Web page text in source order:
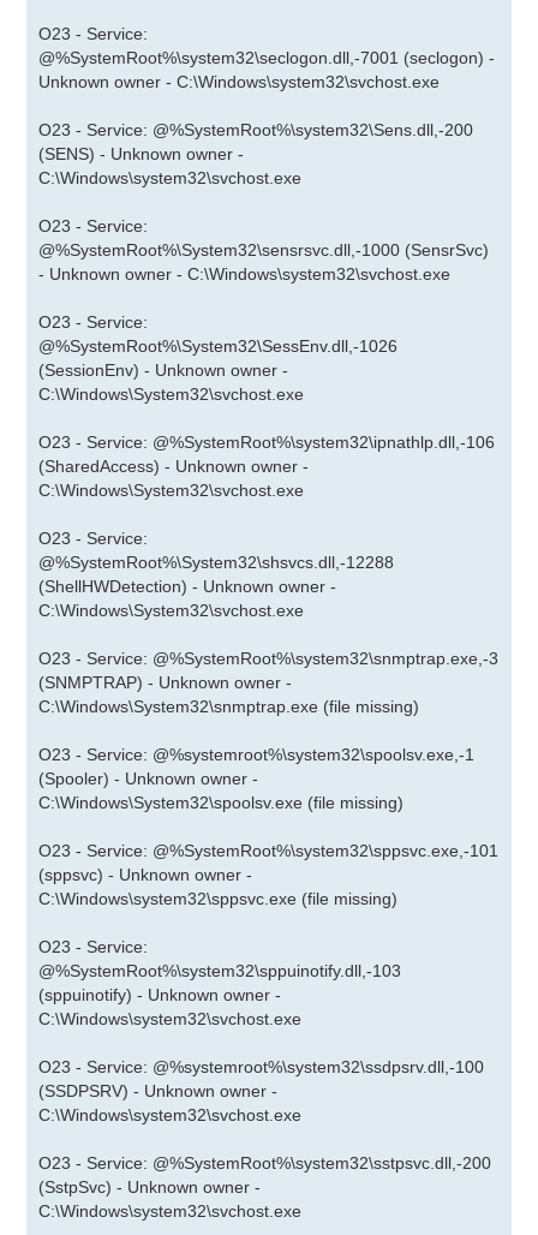
O23 - Service:
@%SystemRoot%\system32\seclogon.dll,-7001 (seclogon) -
Unknown owner - C:\Windows\system32\svchost.exe
O23 - Service: @%SystemRoot%\system32\Sens.dll,-200
(SENS) - Unknown owner -
C:\Windows\system32\svchost.exe
O23 - Service:
@%SystemRoot%\System32\sensrsvc.dll,-1000 (SensrSvc)
- Unknown owner - C:\Windows\system32\svchost.exe
O23 - Service:
@%SystemRoot%\System32\SessEnv.dll,-1026
(SessionEnv) - Unknown owner -
C:\Windows\System32\svchost.exe
O23 - Service: @%SystemRoot%\system32\ipnathlp.dll,-106
(SharedAccess) - Unknown owner -
C:\Windows\System32\svchost.exe
O23 - Service:
@%SystemRoot%\System32\shsvcs.dll,-12288
(ShellHWDetection) - Unknown owner -
C:\Windows\System32\svchost.exe
O23 - Service: @%SystemRoot%\system32\snmptrap.exe,-3
(SNMPTRAP) - Unknown owner -
C:\Windows\System32\snmptrap.exe (file missing)
O23 - Service: @%systemroot%\system32\spoolsv.exe,-1
(Spooler) - Unknown owner -
C:\Windows\System32\spoolsv.exe (file missing)
O23 - Service: @%SystemRoot%\system32\sppsvc.exe,-101
(sppsvc) - Unknown owner -
C:\Windows\system32\sppsvc.exe (file missing)
O23 - Service:
@%SystemRoot%\system32\sppuinotify.dll,-103
(sppuinotify) - Unknown owner -
C:\Windows\system32\svchost.exe
O23 - Service: @%systemroot%\system32\ssdpsrv.dll,-100
(SSDPSRV) - Unknown owner -
C:\Windows\system32\svchost.exe
O23 - Service: @%SystemRoot%\system32\sstpsvc.dll,-200
(SstpSvc) - Unknown owner -
C:\Windows\system32\svchost.exe